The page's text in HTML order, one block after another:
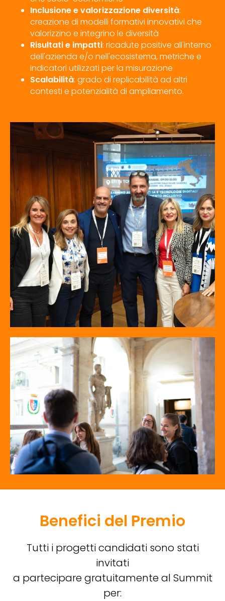
Inclusione e valorizzazione diversità:
creazione di modelli formativi innovativi che
valorizzino e integrino le diversità
Risultati e impatti: ricadute positive all'interno
dell'azienda e/o nell'ecosistema, metriche e
indicatori utilizzati per la misurazione
Scalabilità: grado di replicabilità ad altri
contesti e potenzialità di ampliamento.
Benefici del Premio
Tutti i progetti candidati sono stati
invitati
a partecipare gratuitamente al Summit
per: